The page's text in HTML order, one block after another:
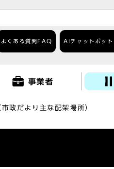
よくある質問 FAQ AIチャットボット
事業者
政だより主な配架場所）